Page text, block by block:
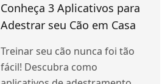
Conheça 3 Aplicativos para
Adestrar seu Cão em Casa
Treinar seu cão nunca foi tão
fácil! Descubra como